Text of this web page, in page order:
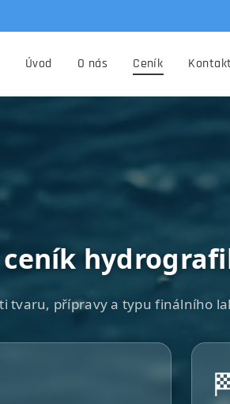
Úvod O nás Ceník Kontakt
tvaru, přípravy a typu finálního